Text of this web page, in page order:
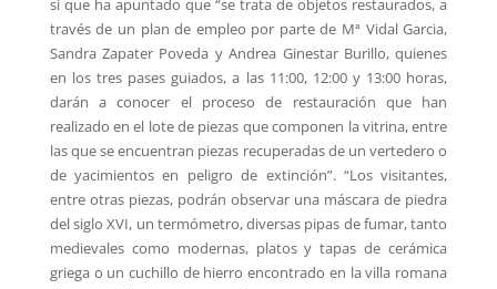
si que ha apuntado que “se trata de objetos restaurados, a
través de un plan de empleo por parte de Mª Vidal Garcia,
Sandra Zapater Poveda y Andrea Ginestar Burillo, quienes
en los tres pases guiados, a las 11:00, 12:00 y 13:00 horas,
darán a conocer el proceso de restauración que han
realizado en el lote de piezas que componen la vitrina, entre
las que se encuentran piezas recuperadas de un vertedero o
de yacimientos en peligro de extinción”. “Los visitantes,
entre otras piezas, podrán observar una máscara de piedra
del siglo XVI, un termómetro, diversas pipas de fumar, tanto
medievales como modernas, platos y tapas de cerámica
griega o un cuchillo de hierro encontrado en la villa romana